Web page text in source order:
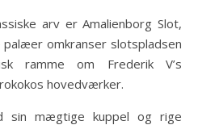
arv er Amalienborg Slot,
omkranser slotspladsen
ramme om Frederik V’s
hovedværker.
sin mægtige kuppel og rige